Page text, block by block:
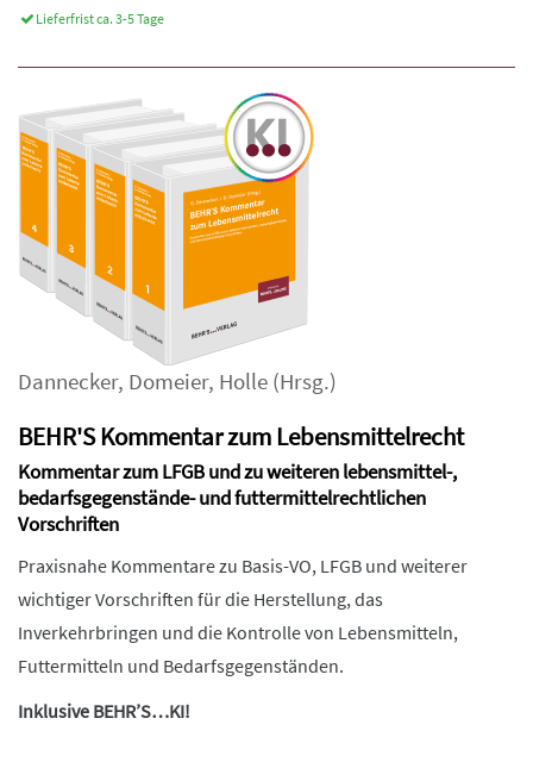
Lieferfrist ca. 3-5 Tage
Dannecker, Domeier, Holle (Hrsg.)
BEHR'S Kommentar zum Lebensmittelrecht
Kommentar zum LFGB und zu weiteren lebensmittel-,
bedarfsgegenstände- und futtermittelrechtlichen
Vorschriften
Praxisnahe Kommentare zu Basis-VO, LFGB und weiterer
wichtiger Vorschriften für die Herstellung, das
Inverkehrbringen und die Kontrolle von Lebensmitteln,
Futtermitteln und Bedarfsgegenständen.
Inklusive BEHR’S…KI!